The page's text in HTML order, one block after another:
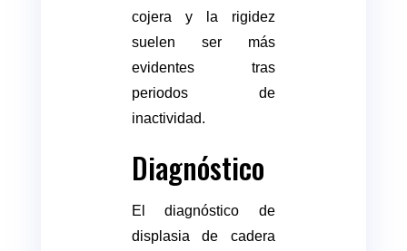
cojera y la rigidez
suelen ser más
evidentes tras
periodos de
inactividad.
Diagnóstico
El diagnóstico de
displasia de cadera